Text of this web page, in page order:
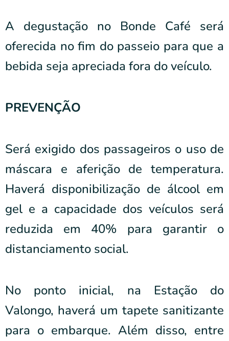
A degustação no Bonde Café será
oferecida no fim do passeio para que a
bebida seja apreciada fora do veículo.
PREVENÇÃO
Será exigido dos passageiros o uso de
máscara e aferição de temperatura.
Haverá disponibilização de álcool em
gel e a capacidade dos veículos será
reduzida em 40% para garantir o
distanciamento social.
No ponto inicial, na Estação do
Valongo, haverá um tapete sanitizante
para o embarque. Além disso, entre